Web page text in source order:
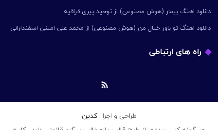
دانلود اهنگ بیمار (هوش مصنوعی) از توحید پیری قراقیه
دانلود اهنگ تو باور خیال من (هوش مصنوعی) از محمد علی امینی اسفندارانی
راه های ارتباطی
طراحی و اجرا :کدین